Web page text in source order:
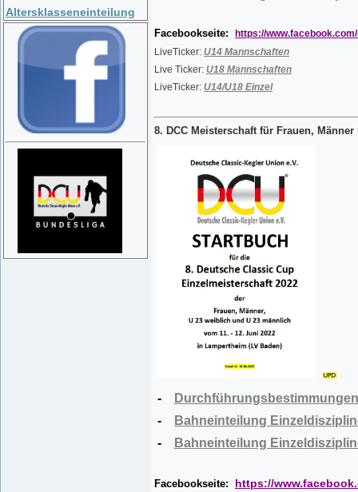
Altersklasseneinteilung
Facebookseite:
https://
LiveTicker: U14 Mannschaften
Live Ticker: U18 Mannschaften
LiveTicker: U14/U18 Einzel
8. DCC Meisterschaft für Frauen,
-
-
Bahneinteilung
-
Bahneinteilung
Facebookseite: https://